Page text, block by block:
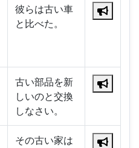
彼らは古い車
と比べた。
古い部品を新
しいのと交換
しなさい。
その古い家は